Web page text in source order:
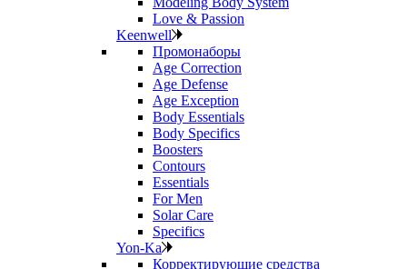
Love & Passion
Keenwell
Промонаборы
Age Correction
Age Defense
Age Exception
Body Essentials
Body Specifics
Boosters
Contours
Essentials
For Men
Solar Care
Specifics
Yon-Ka
Корректирующие средства